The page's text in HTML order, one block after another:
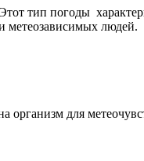
тип погоды
метеозависимых людей.
для